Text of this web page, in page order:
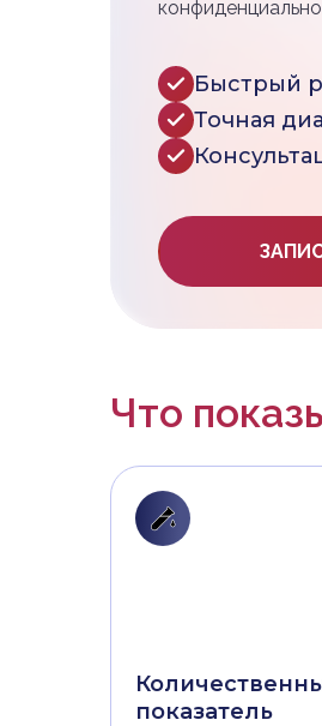
Быстрый
Точная
Что
показатель